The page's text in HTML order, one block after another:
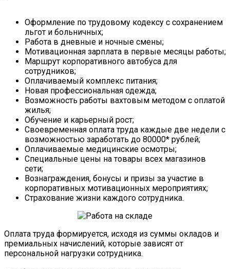
Оформление по трудовому кодексу с сохранением
льгот и больничных;
Работа в дневные и ночные смены;
Мотивационная зарплата в первые месяцы работы;
Маршрут корпоративного автобуса для
сотрудников;
Оплачиваемый комплекс питания;
Новая профессиональная одежда;
Возможность работы вахтовым методом с оплатой
жилья;
Обучение и карьерный рост;
Своевременная оплата труда каждые две недели с
возможностью заработать до 80000* рублей;
Оплачиваемые медицинские осмотры;
Специальные цены на товары всех магазинов
сети;
Вознаграждения, бонусы и призы за участие в
корпоративных мотивационных мероприятиях;
Страхование жизни каждого сотрудника.
Оплата труда формируется, исходя из суммы окладов и
премиальных начислений, которые зависят от
персональной нагрузки сотрудника.